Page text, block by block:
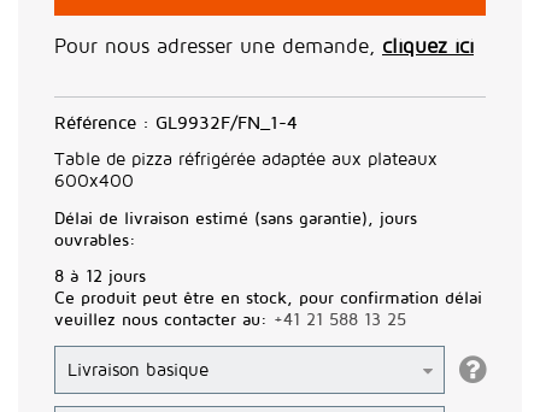
Pour nous adresser une demande, cliquez ici
Référence : GL9932F/FN_1-4
Table de pizza réfrigérée adaptée aux plateaux
600x400
Délai de livraison estimé (sans garantie), jours
ouvrables:
8 à 12 jours
Ce produit peut être en stock, pour confirmation délai
veuillez nous contacter au: +41 21 588 13 25